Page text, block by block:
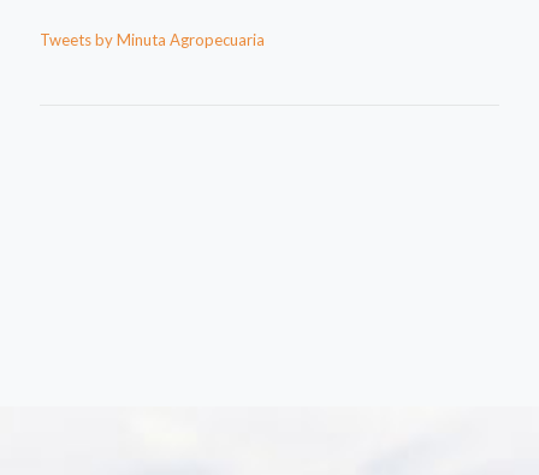
Tweets by Minuta Agropecuaria